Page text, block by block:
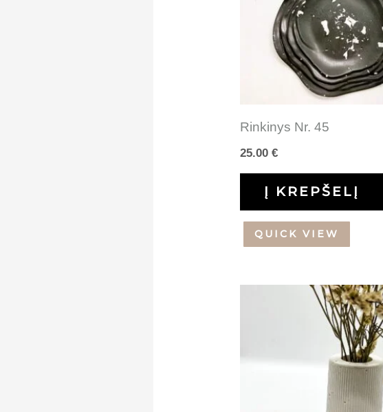
Rinkinys Nr. 45
25.00€
Į KREPŠELĮ
QUICK VIEW